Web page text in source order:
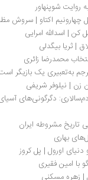
شوپنهاور
اکتاو | سروش مظفرمقدم
امرایی
بیگدلی
زائری
یک بازیگر است
شریفی
مشروطه ایران
| پل کروز
فقیری
مسکنی